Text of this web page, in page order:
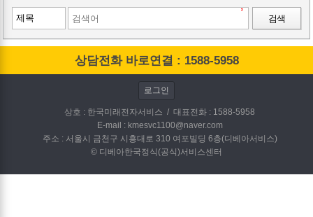
검색
상담전화 바로연결 : 1588-5958
로그인
상호 : 한국미래전자서비스 / 대표전화 : 1588-5958
E-mail : kmesvc1100@naver.com
주소 : 서울시 금천구 시흥대로 310 여포빌딩 6층(디베아서비스)
© 디베아한국정식(공식)서비스센터